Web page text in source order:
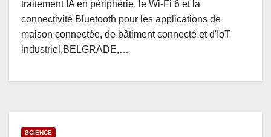
traitement IA en périphérie, le Wi-Fi 6 et la
connectivité Bluetooth pour les applications de
maison connectée, de bâtiment connecté et d'IoT
industriel.BELGRADE,…
SCIENCE